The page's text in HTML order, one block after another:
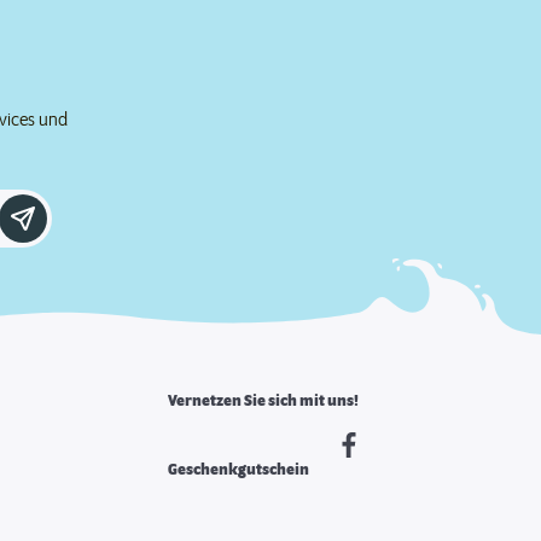
und
Vernetzen Sie sich mit uns!
Geschenkgutschein